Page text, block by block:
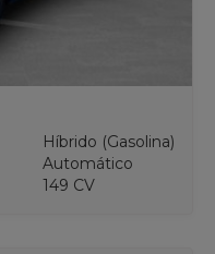
Híbrido (Gasolina)
Automático
149 CV